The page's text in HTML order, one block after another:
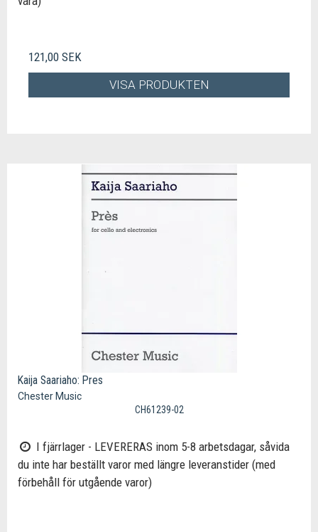
121,00 SEK
VISA PRODUKTEN
Kaija Saariaho: Pres
Chester Music
CH61239-02
I fjärrlager - LEVERERAS inom 5-8 arbetsdagar, såvida
du inte har beställt varor med längre leveranstider (med
förbehåll för utgående varor)